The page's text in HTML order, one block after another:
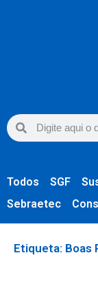
Todos SGF
Sebraetec
Etiqueta: Boas